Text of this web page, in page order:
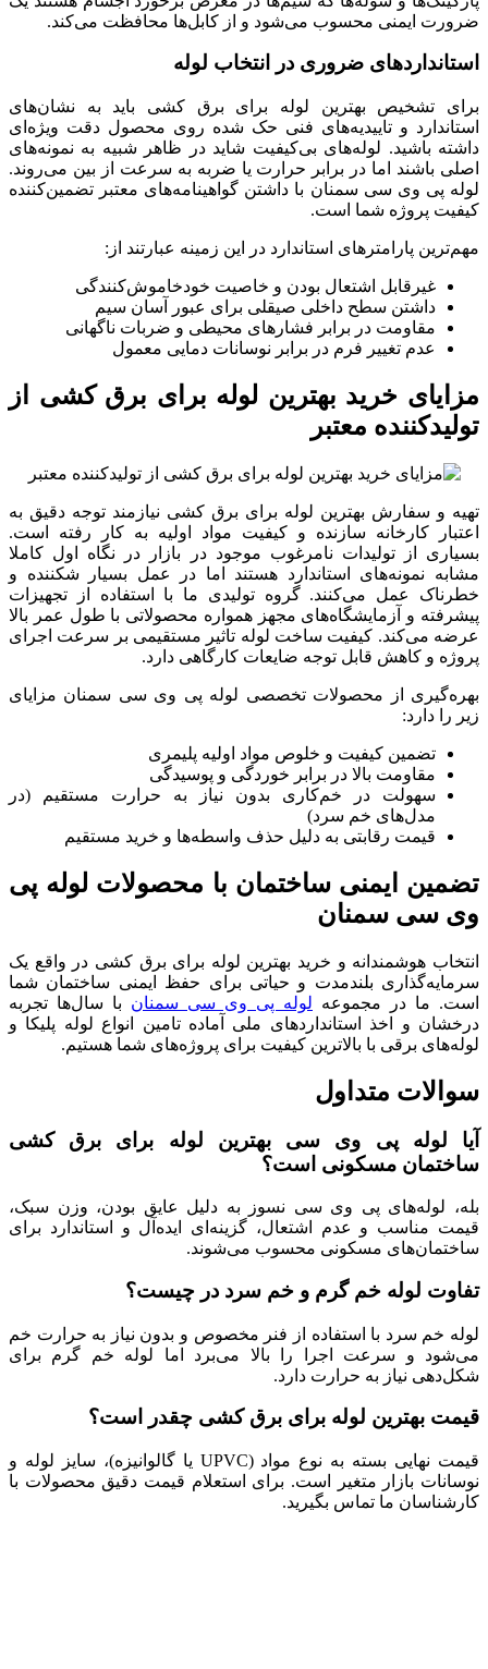
ضرورت ایمنی محسوب می‌شود و از کابل‌ها محافظت می‌کند.
استانداردهای ضروری در انتخاب لوله
برای تشخیص بهترین لوله برای برق کشی باید به نشان‌های
استاندارد و تاییدیه‌های فنی حک شده روی محصول دقت ویژه‌ای
داشته باشید. لوله‌های بی‌کیفیت شاید در ظاهر شبیه به نمونه‌های
اصلی باشند اما در برابر حرارت یا ضربه به سرعت از بین می‌روند.
لوله پی وی سی سمنان با داشتن گواهینامه‌های معتبر تضمین‌کننده
کیفیت پروژه شما است.
مهم‌ترین پارامترهای استاندارد در این زمینه عبارتند از:
غیرقابل اشتعال بودن و خاصیت خودخاموش‌کنندگی
داشتن سطح داخلی صیقلی برای عبور آسان سیم
مقاومت در برابر فشارهای محیطی و ضربات ناگهانی
عدم تغییر فرم در برابر نوسانات دمایی معمول
مزایای خرید بهترین لوله برای برق کشی از
تولیدکننده معتبر
تهیه و سفارش بهترین لوله برای برق کشی نیازمند توجه دقیق به
اعتبار کارخانه سازنده و کیفیت مواد اولیه به کار رفته است.
بسیاری از تولیدات نامرغوب موجود در بازار در نگاه اول کاملا
مشابه نمونه‌های استاندارد هستند اما در عمل بسیار شکننده و
خطرناک عمل می‌کنند. گروه تولیدی ما با استفاده از تجهیزات
پیشرفته و آزمایشگاه‌های مجهز همواره محصولاتی با طول عمر بالا
عرضه می‌کند. کیفیت ساخت لوله تاثیر مستقیمی بر سرعت اجرای
پروژه و کاهش قابل توجه ضایعات کارگاهی دارد.
بهره‌گیری از محصولات تخصصی لوله پی وی سی سمنان مزایای
زیر را دارد:
تضمین کیفیت و خلوص مواد اولیه پلیمری
مقاومت بالا در برابر خوردگی و پوسیدگی
سهولت در خم‌کاری بدون نیاز به حرارت مستقیم (در
مدل‌های خم سرد)
قیمت رقابتی به دلیل حذف واسطه‌ها و خرید مستقیم
تضمین ایمنی ساختمان با محصولات لوله پی
وی سی سمنان
انتخاب هوشمندانه و خرید بهترین لوله برای برق کشی در واقع یک
سرمایه‌گذاری بلندمدت و حیاتی برای حفظ ایمنی ساختمان شما
است. ما در مجموعه لوله پی وی سی سمنان با سال‌ها تجربه
درخشان و اخذ استانداردهای ملی آماده تامین انواع لوله پلیکا و
لوله‌های برقی با بالاترین کیفیت برای پروژه‌های شما هستیم.
سوالات متداول
آیا لوله پی وی سی بهترین لوله برای برق کشی
ساختمان مسکونی است؟
بله، لوله‌های پی وی سی نسوز به دلیل عایق بودن، وزن سبک،
قیمت مناسب و عدم اشتعال، گزینه‌ای ایده‌آل و استاندارد برای
ساختمان‌های مسکونی محسوب می‌شوند.
تفاوت لوله خم گرم و خم سرد در چیست؟
لوله خم سرد با استفاده از فنر مخصوص و بدون نیاز به حرارت خم
می‌شود و سرعت اجرا را بالا می‌برد اما لوله خم گرم برای
شکل‌دهی نیاز به حرارت دارد.
قیمت بهترین لوله برای برق کشی چقدر است؟
قیمت نهایی بسته به نوع مواد (UPVC یا گالوانیزه)، سایز لوله و
نوسانات بازار متغیر است. برای استعلام قیمت دقیق محصولات با
کارشناسان ما تماس بگیرید.